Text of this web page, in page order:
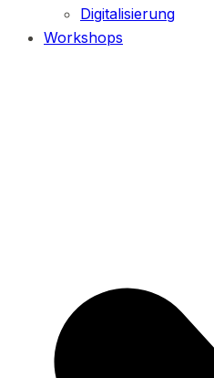
Digitalisierung
Workshops